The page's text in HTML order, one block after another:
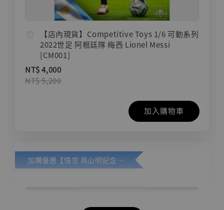
【店內現貨】Competitive Toys 1/6 可動系列
2022世足 阿根廷隊 梅西 Lionel Messi
[CM001]
NT$ 4,000
NT$ 5,200
加入購物車
加購優惠【悟空 鳥山明紀念款 [奇蹟工作室]】